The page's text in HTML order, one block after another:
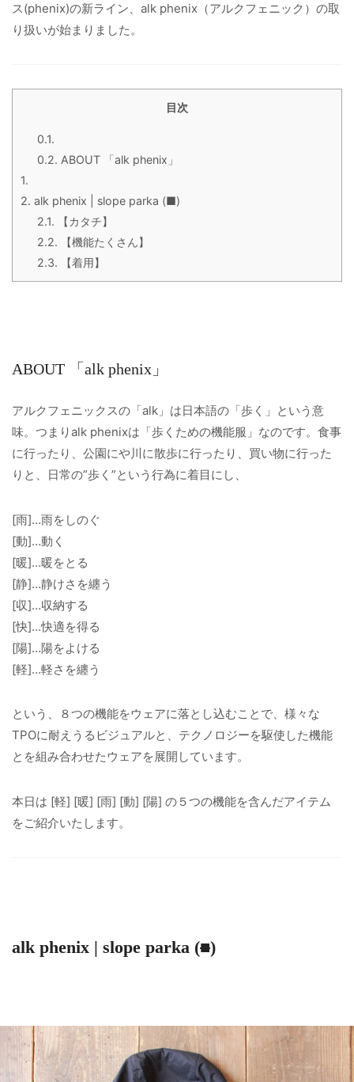
ス(phenix)の新ライン、alk phenix（アルクフェニック）の取
り扱いが始まりました。
目次
0.1.
0.2. ABOUT 「alk phenix」
1.
2. alk phenix | slope parka (■)
2.1. 【カタチ】
2.2. 【機能たくさん】
2.3. 【着用】
ABOUT 「alk phenix」
アルクフェニックスの「alk」は日本語の「歩く」という意
味。つまりalk phenixは「歩くための機能服」なのです。食事
に行ったり、公園にや川に散歩に行ったり、買い物に行った
りと、日常の”歩く”という行為に着目にし、
[雨]…雨をしのぐ
[動]…動く
[暖]…暖をとる
[静]…静けさを纏う
[収]…収納する
[快]…快適を得る
[陽]…陽をよける
[軽]…軽さを纏う
という、８つの機能をウェアに落とし込むことで、様々な
TPOに耐えうるビジュアルと、テクノロジーを駆使した機能
とを組み合わせたウェアを展開しています。
本日は [軽] [暖] [雨] [動] [陽] の５つの機能を含んだアイテム
をご紹介いたします。
alk phenix | slope parka (■)